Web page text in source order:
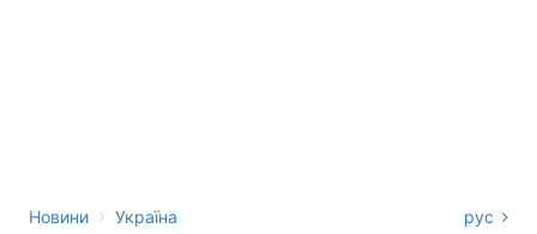
Новини › Україна рус